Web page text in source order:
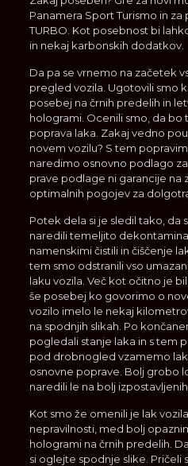
Panamera Sport Turismo in
TURBO. Kot posebnost bi
in nekaj karbonskih dodatkov.
Da pa se vrnemo na začetek
pregled vozila. Ugotovili smo
posebej na črnih predelih in
hologrami. Ocenili smo, da bo
poprava laka. Zakaj vedno
novem vozilu? S tem
naredimo osnovno podlago
prave podlage ni garancije na
optimalnih pogojev za
Potek dela si je sledil tako, da
naredili temeljito
namenskimi čistili in čiščenje
tem smo odstranili vso
laku vozila. Več kot očitno je
še posebej ko govorimo o
vozilo imelo le nekaj
na spodnjih slikah. Po
pogledali stanje laka in s tem
pod drobnogled vzamemo
osnovne poprave. Bolj grobo
naredili le na bolj izpostavljenih
Kot smo že omenili je lak
nepravilnosti, med bolj
hologrami na črnih predelih.
si oglejte spodnje slike. Pričeli